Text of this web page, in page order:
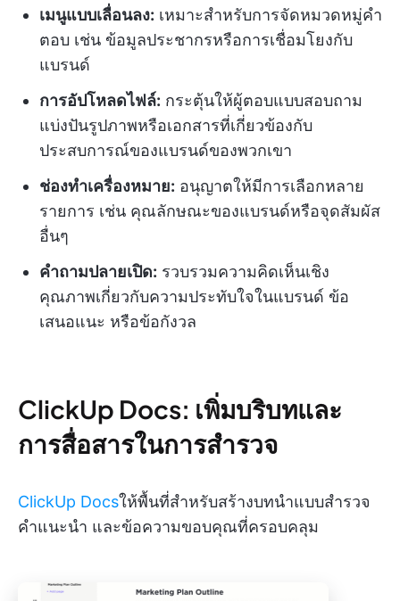
เมนูแบบเลื่อนลง: เหมาะสำหรับการจัดหมวดหมู่คำ
ตอบ เช่น ข้อมูลประชากรหรือการเชื่อมโยงกับ
แบรนด์
การอัปโหลดไฟล์: กระตุ้นให้ผู้ตอบแบบสอบถาม
แบ่งปันรูปภาพหรือเอกสารที่เกี่ยวข้องกับ
ประสบการณ์ของแบรนด์ของพวกเขา
ช่องทำเครื่องหมาย: อนุญาตให้มีการเลือกหลาย
รายการ เช่น คุณลักษณะของแบรนด์หรือจุดสัมผัส
อื่นๆ
คำถามปลายเปิด: รวบรวมความคิดเห็นเชิง
คุณภาพเกี่ยวกับความประทับใจในแบรนด์ ข้อ
เสนอแนะ หรือข้อกังวล
ClickUp Docs: เพิ่มบริบทและ
การสื่อสารในการสำรวจ
ClickUp Docsให้พื้นที่สำหรับสร้างบทนำแบบสำรวจ
คำแนะนำ และข้อความขอบคุณที่ครอบคลุม